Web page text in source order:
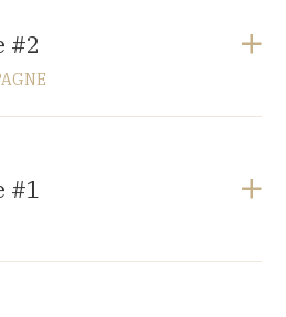
- ESPAGNE
#2
#1